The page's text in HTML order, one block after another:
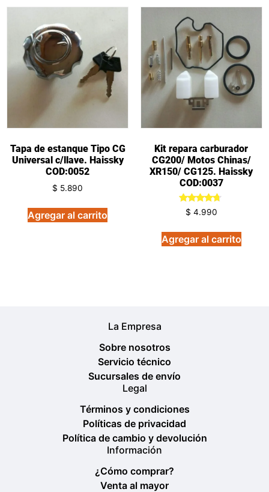
Tapa de estanque Tipo CG
Universal c/llave. Haissky
COD:0052
$ 5.890
Agregar al carrito
Kit repara carburador
CG200/ Motos Chinas/
XR150/ CG125. Haissky
COD:0037
Valorado
en
de 5
$ 4.990
Agregar al carrito
La Empresa
Sobre nosotros
Servicio técnico
Sucursales de envío
Legal
Términos y condiciones
Políticas de privacidad
Política de cambio y devolución
Información
¿Cómo comprar?
Venta al mayor